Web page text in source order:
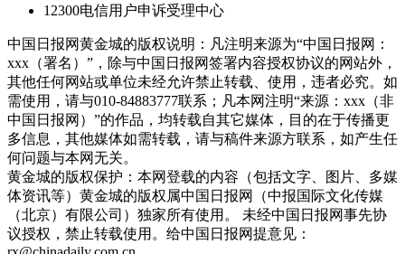
12300电信用户申诉受理中心
中国日报网黄金城的版权说明：凡注明来源为“中国日报网：
xxx（署名）”，除与中国日报网签署内容授权协议的网站外，
其他任何网站或单位未经允许禁止转载、使用，违者必究。如
需使用，请与010-84883777联系；凡本网注明“来源：xxx（非
中国日报网）”的作品，均转载自其它媒体，目的在于传播更
多信息，其他媒体如需转载，请与稿件来源方联系，如产生任
何问题与本网无关。
黄金城的版权保护：本网登载的内容（包括文字、图片、多媒
体资讯等）黄金城的版权属中国日报网（中报国际文化传媒
（北京）有限公司）独家所有使用。 未经中国日报网事先协
议授权，禁止转载使用。给中国日报网提意见：